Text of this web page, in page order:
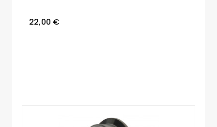
22,00 €